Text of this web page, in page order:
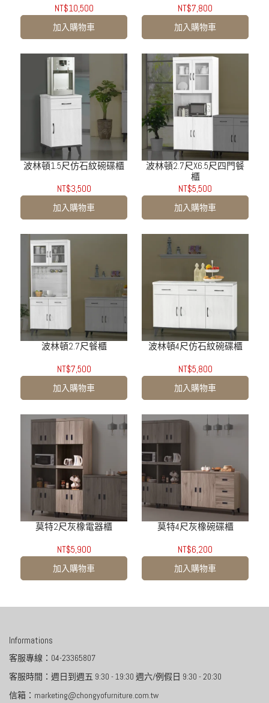
NT$10,500
加入購物車
NT$7,800
加入購物車
波林頓1.5尺仿石紋碗碟櫃
NT$3,500
加入購物車
波林頓2.7尺X6.5尺四門餐
櫃
NT$5,500
加入購物車
波林頓2.7尺餐櫃
NT$7,500
加入購物車
波林頓4尺仿石紋碗碟櫃
NT$5,800
加入購物車
莫特2尺灰橡電器櫃
NT$5,900
加入購物車
莫特4尺灰橡碗碟櫃
NT$6,200
加入購物車
Informations
客服專線：04-23365807
客服時間：週日到週五 9:30 - 19:30 週六/例假日 9:30 - 20:30
信箱：marketing@chongyofurniture.com.tw